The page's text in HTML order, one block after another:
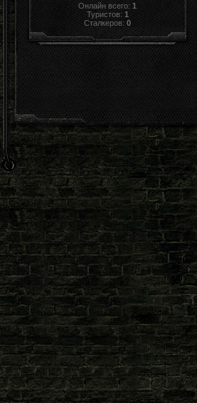
Онлайн всего:1
Туристов: 1
Сталкеров:0